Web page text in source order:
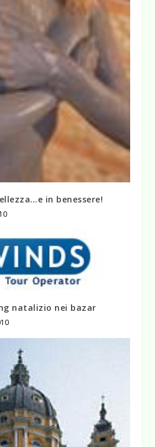
in benessere!
natalizio nei bazar